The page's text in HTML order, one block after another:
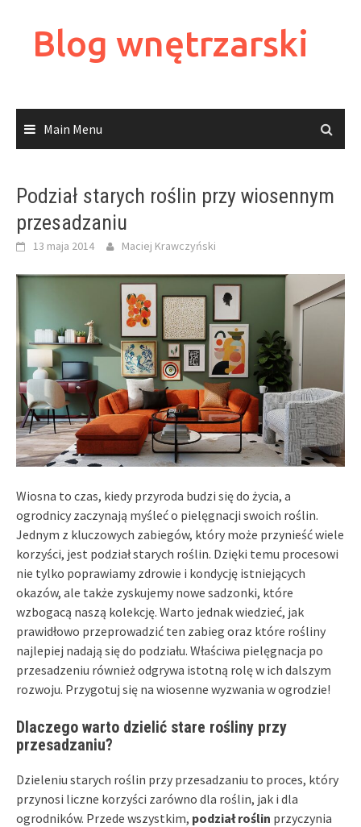
contentBlog wnętrzarski
Main Menu
Podział starych roślin przy wiosennym
przesadzaniu
13 maja 2014 Maciej Krawczyński
Wiosna to czas, kiedy przyroda budzi się do życia, a
ogrodnicy zaczynają myśleć o pielęgnacji swoich roślin.
Jednym z kluczowych zabiegów, który może przynieść wiele
korzyści, jest podział starych roślin. Dzięki temu procesowi
nie tylko poprawiamy zdrowie i kondycję istniejących
okazów, ale także zyskujemy nowe sadzonki, które
wzbogacą naszą kolekcję. Warto jednak wiedzieć, jak
prawidłowo przeprowadzić ten zabieg oraz które rośliny
najlepiej nadają się do podziału. Właściwa pielęgnacja po
przesadzeniu również odgrywa istotną rolę w ich dalszym
rozwoju. Przygotuj się na wiosenne wyzwania w ogrodzie!
Dlaczego warto dzielić stare rośliny przy
przesadzaniu?
Dzieleniu starych roślin przy przesadzaniu to proces, który
przynosi liczne korzyści zarówno dla roślin, jak i dla
ogrodników. Przede wszystkim, podział roślin przyczynia